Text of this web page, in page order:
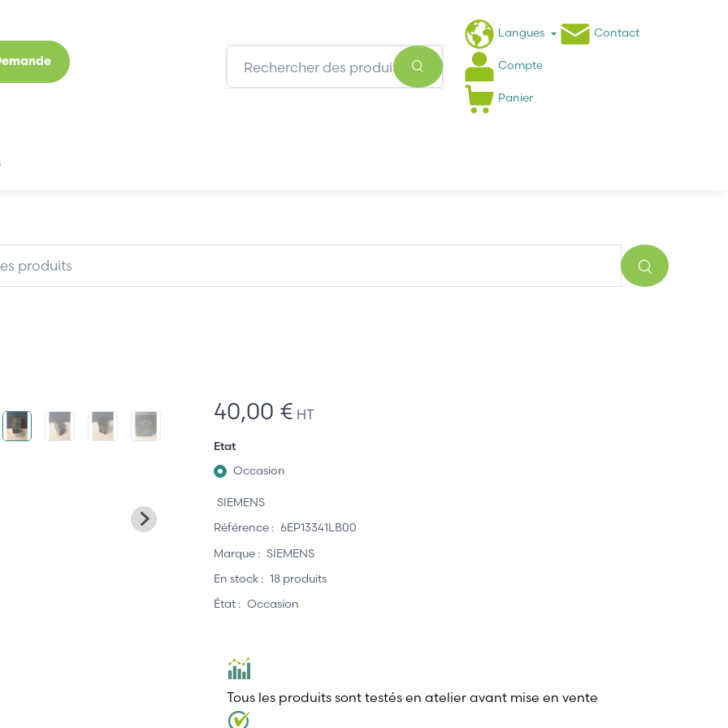
Langues Contact
Compte
Panier
40,00 € HT
Etat
Occasion
SIEMENS
Référence : 6EP13341LB00
Marque : SIEMENS
En stock : 18 produits
État : Occasion
Tous les produits sont testés en atelier avant mise en vente